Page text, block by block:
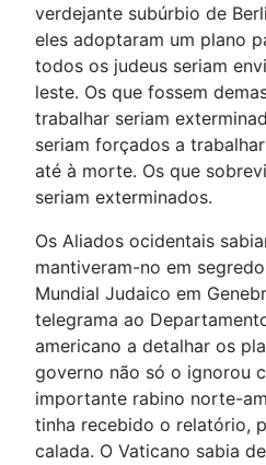
verdejante subúrbio de
eles adoptaram um plano
todos os judeus seriam
leste. Os que fossem
trabalhar seriam
seriam forçados a
até à morte. Os que
seriam exterminados.
Os Aliados ocidentais
mantiveram-no em
Mundial Judaico em
telegrama ao
americano a detalhar os
governo não só o ignorou
importante rabino norte-
tinha recebido o relatório,
calada. O Vaticano sabia